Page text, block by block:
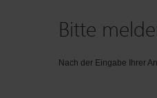
Bitte
Nach der Eingabe Ihrer